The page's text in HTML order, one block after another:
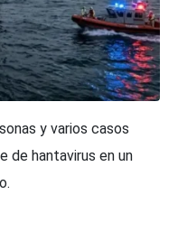
y varios casos
de hantavirus en un